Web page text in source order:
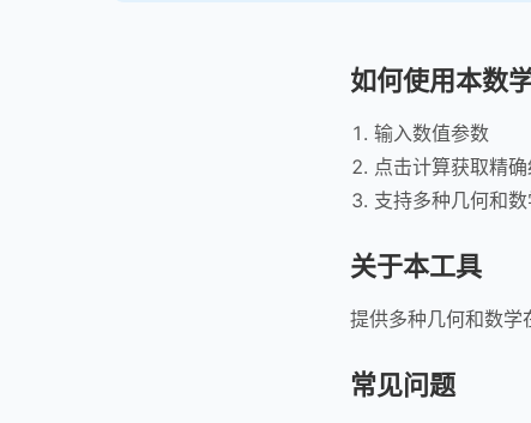
如何使用本数
输入数值参数
点击计算获取精
支持多种几何和
关于本工具
提供多种几何和数学
常见问题